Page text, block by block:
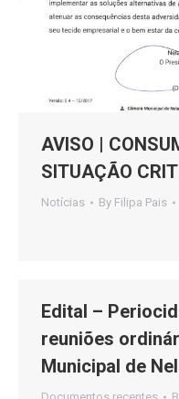
AVISO |
SITUAÇÃO
Notícias By Filipa Pais
Edital –
reuniões
Municipal de